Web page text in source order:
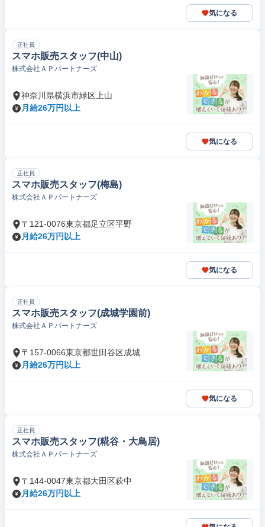
気になる
正社員
スマホ販売スタッフ(中山)
株式会社ＡＰパートナーズ
神奈川県横浜市緑区上山
月給26万円以上
気になる
正社員
スマホ販売スタッフ(梅島)
株式会社ＡＰパートナーズ
〒121-0076東京都足立区平野
月給26万円以上
気になる
正社員
スマホ販売スタッフ(成城学園前)
株式会社ＡＰパートナーズ
〒157-0066東京都世田谷区成城
月給26万円以上
気になる
正社員
スマホ販売スタッフ(糀谷・大鳥居)
株式会社ＡＰパートナーズ
〒144-0047東京都大田区萩中
月給26万円以上